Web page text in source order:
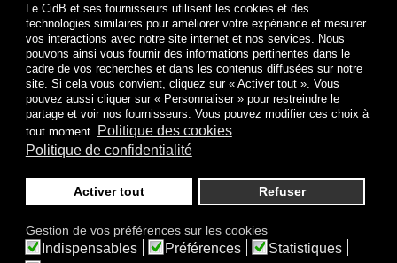
Le CidB et ses fournisseurs utilisent les cookies et des
technologies similaires pour améliorer votre expérience et mesurer
vos interactions avec notre site internet et nos services. Nous
pouvons ainsi vous fournir des informations pertinentes dans le
cadre de vos recherches et dans les contenus diffusées sur notre
site. Si cela vous convient, cliquez sur « Activer tout ». Vous
pouvez aussi cliquer sur « Personnaliser » pour restreindre le
partage et voir nos fournisseurs. Vous pouvez modifier ces choix à
tout moment. Politique des cookies
Politique de confidentialité
Activer tout Refuser
Gestion de vos préférences sur les cookies
Indispensables Préférences
Statistiques
J’ai lu et j’accepte lesTermes et conditionset la
Politique de confidentialité
Je m'abonne
© 2009-2026 CidB. Tous droits réservés.